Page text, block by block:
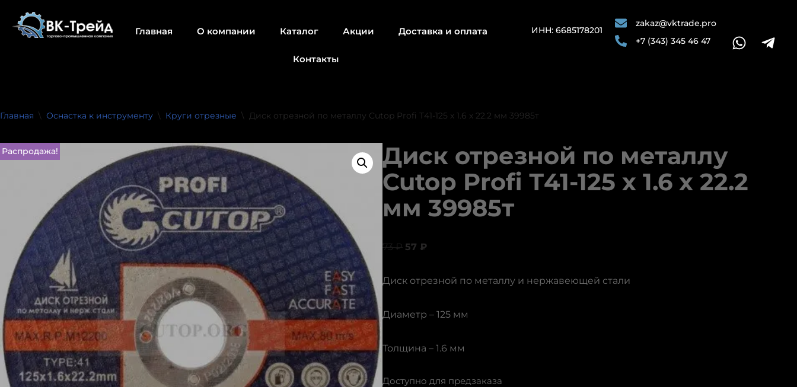
Перейти
Главная О компании Каталог Акции Доставка и оплата
Контакты
ИНН: 6685178201
zakaz@vktrade.pro
+7 (343) 345 46 47
Главная \ Оснастка к инструменту \ Круги отрезные \ Диск отрезной по металлу Cutop Profi Т41-125 х 1.6 х 22.2 мм 39985т
Распродажа!
Диск отрезной по металлу
Cutop Profi Т41-125 х 1.6 х 22.2
мм 39985т
73₽ 57 ₽
Диск отрезной по металлу и нержавеющей стали
Диаметр – 125 мм
Толщина – 1.6 мм
Доступно для предзаказа